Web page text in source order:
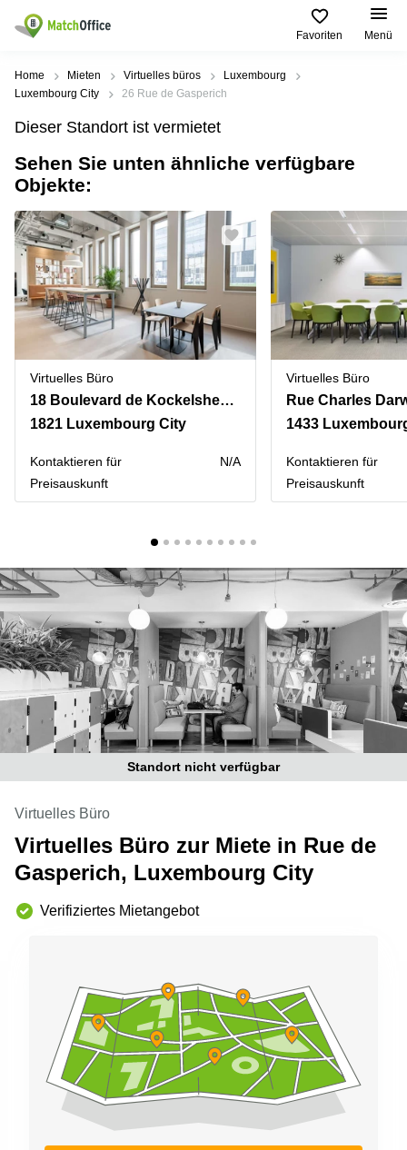
Favoriten Menü
Mieten / Vermieten
Pages
de
Bureau
Centre
d’affaires
Coworking
Salles
de
réunion
Bureau
virtuel
Villes
Populaires
Luxembourg
sur-
Alzette
Senningerberg
Bertrange
Sandweiler
Recherches
populaires
Сoworking
Luxembourg
Salle de
réunion
Luxembourg
Coworking
Bertrange
Centre
Luxembourg
Bureaux
Esch-sur-
Alzette
Сoworking
Esch-
sur-
Alzette
Bureaux
Sandweiler
Bureaux
Luxembourg
Centres
d’affaires
Esch-
Alzette
Centres
d’affaires
Sandweiler
Hilfe
Über uns
Büro vermieten
Preis
Log-in
Sprache wählen
Luxembourg
Home Mieten Virtuelles büros
Luxembourg
Luxembourg City
26 Rue de Gasperich
Dieser Standort ist vermietet
Sehen Sie unten ähnliche verfügbare
Objekte:
Virtuelles Büro
18 Boulevard de Kockelsheuer
1821 Luxembourg City
Kontaktieren für
Preisauskunft
N/A
Virtuelles Büro
Rue Charles
1433
Kontaktieren für
Preisauskunft
Standort nicht verfügbar
Virtuelles Büro
Virtuelles Büro zur Miete in Rue de
Gasperich, Luxembourg City
Verifiziertes Mietangebot